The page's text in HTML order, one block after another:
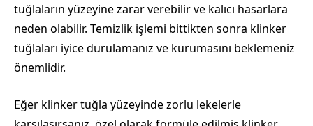
tuğlaların yüzeyine zarar verebilir ve kalıcı hasarlara
neden olabilir. Temizlik işlemi bittikten sonra klinker
tuğlaları iyice durulamanız ve kurumasını beklemeniz
önemlidir.
Eğer klinker tuğla yüzeyinde zorlu lekelerle